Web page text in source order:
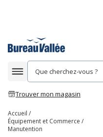
Afficher la navigation
Trouver mon magasin
Accueil
Équipement et Commerce
Manutention